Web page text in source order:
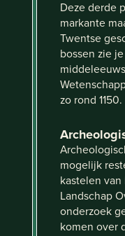
Deze derde
markante
Twentse
bossen zie
zo rond 1150.
mogelijk
kastelen
Landschap
onderzoek
komen over